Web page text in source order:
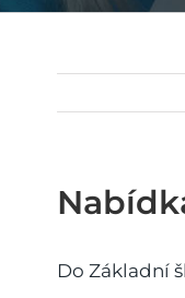
Do Základní